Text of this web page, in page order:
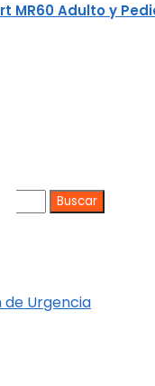
MR60 Adulto y
Urgencia